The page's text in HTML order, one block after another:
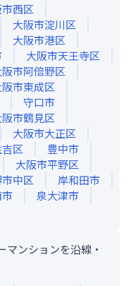
西区
大阪市淀川区
大阪市港区
大阪市天王寺区
阪市阿倍野区
阪市東成区
守口市
阪市鶴見区
大阪市大正区
区
豊中市
大阪市平野区
中区
岸和田市
泉大津市
マンションを沿線・